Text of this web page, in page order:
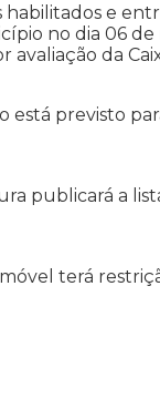
habilitados e
no dia 06
avaliação da
está previsto
publicará a
terá